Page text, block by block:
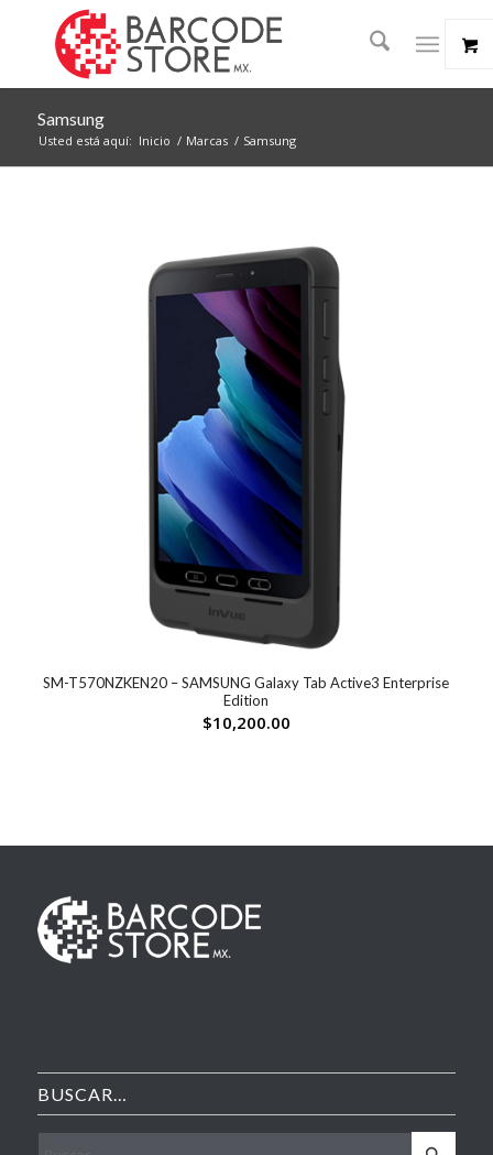
Samsung
Usted está aquí: Inicio / Marcas / Samsung
SM-T570NZKEN20 – SAMSUNG Galaxy Tab Active3 Enterprise
Edition
$10,200.00
BUSCAR…